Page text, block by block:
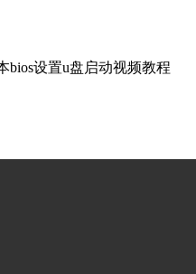
bios设置u盘启动视频教程